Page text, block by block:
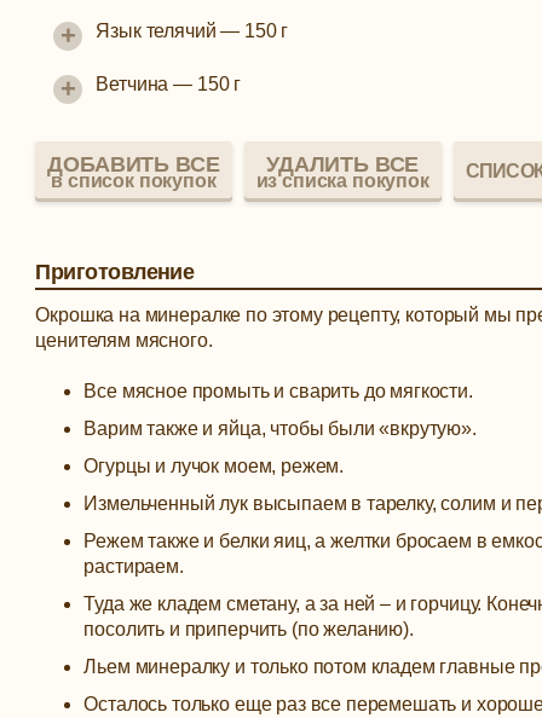
Язык телячий — 150 г
+
Ветчина — 150 г
+
ДОБАВИТЬ ВСЕ
в список покупок
УДАЛИТЬ ВСЕ
из списка покупок
Приготовление
Окрошка на минералке по этому рецепту, который мы
ценителям мясного.
Все мясное промыть и сварить до мягкости.
Варим также и яйца, чтобы были «вкрутую».
Огурцы и лучок моем, режем.
Измельченный лук высыпаем в тарелку, солим и
Режем также и белки яиц, а желтки бросаем в
растираем.
Туда же кладем сметану, а за ней – и горчицу.
посолить и приперчить (по желанию).
Льем минералку и только потом кладем главные
Осталось только еще раз все перемешать и